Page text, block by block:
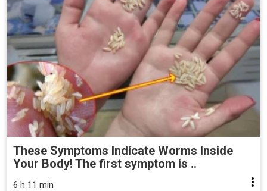
These Symptoms Indicate Worms Inside
Your Body! The first symptom is ..
6 h 11 min